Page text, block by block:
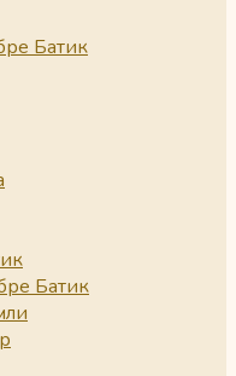
Батик
Батик